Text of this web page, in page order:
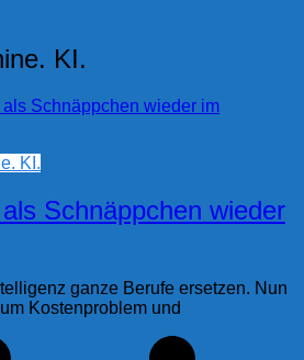
KI.
KI.
Schnäppchen wieder
ganze Berufe ersetzen. Nun
Kostenproblem und